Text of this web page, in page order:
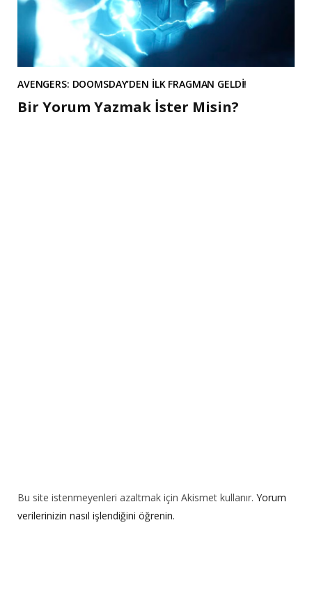
AVENGERS: DOOMSDAY’DEN İLK FRAGMAN GELDİ!
Bir Yorum Yazmak İster Misin?
Bu site istenmeyenleri azaltmak için Akismet kullanır. Yorum
verilerinizin nasıl işlendiğini öğrenin.